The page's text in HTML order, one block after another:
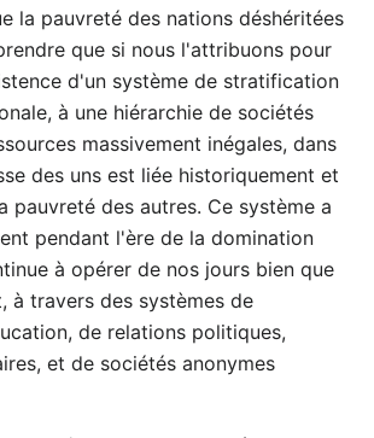
la pauvreté des nations déshéritées
que si nous l'attribuons pour
d'un système de stratification
à une hiérarchie de sociétés
massivement inégales, dans
des uns est liée historiquement et
pauvreté des autres. Ce système a
pendant l'ère de la domination
à opérer de nos jours bien que
à travers des systèmes de
de relations politiques,
et de sociétés anonymes